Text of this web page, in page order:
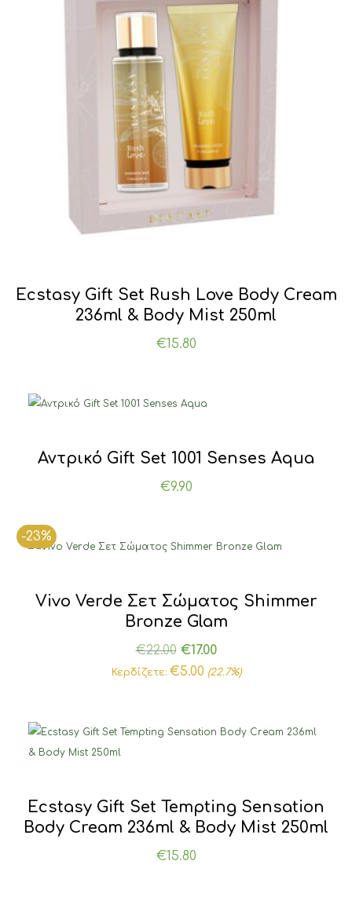
Ecstasy Gift Set Rush Love Body Cream
236ml & Body Mist 250ml
€ 15.80
Αντρικό Gift Set 1001 Senses Aqua
€9.90
-23%
Vivo Verde Σετ Σώματος Shimmer
Bronze Glam
€22.00 Original
price
€17.00Η
τρέχουσα
€17.00.
Κερδίζετε: €5.00 (22.7%)
Ecstasy Gift Set Tempting Sensation
Body Cream 236ml & Body Mist 250ml
€ 15.80